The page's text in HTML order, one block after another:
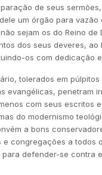
de seus
um órgão para vazão
sejam os do Reino de
dos seus deveres, ao
os com dedicação
tolerados em
evangélicas, penetram
com seus escritos
do modernismo
a bons
congregações a todos
defender-se contra